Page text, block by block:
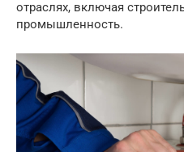
отраслях, включая
промышленность.